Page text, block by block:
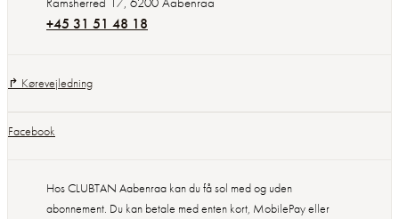
+45 31 51 48 18
↱ Kørevejledning
Facebook
Hos CLUBTAN Aabenraa kan du få sol med og uden
abonnement. Du kan betale med enten kort, MobilePay eller